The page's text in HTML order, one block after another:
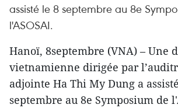
assisté le 8 septembre au 8e
l'ASOSAI.
Hanoï, 8septembre (VNA) – Une
vietnamienne dirigée par
adjointe Ha Thi My Dung a
septembre au 8e Symposium de